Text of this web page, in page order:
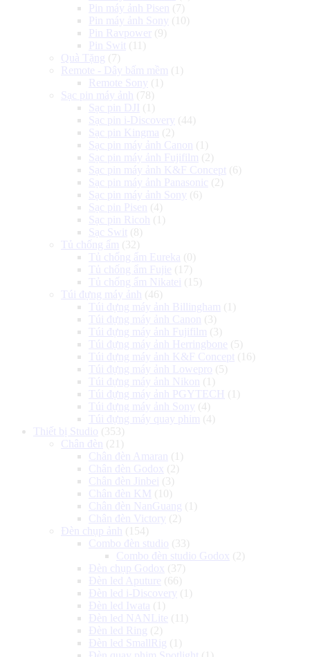
Pin máy ảnh Pisen
(7)
Pin máy ảnh Sony (10)
Pin Ravpower
(9)
Pin Swit (11)
Quà Tặng (7)
Remote - Dây bấm mềm (1)
Remote Sony (1)
Sạc pin máy ảnh
(78)
Sạc pin DJI (1)
Sạc pin i-Discovery (44)
Sạc pin Kingma (2)
Sạc pin máy ảnh Canon
(1)
Sạc pin máy ảnh Fujifilm (2)
Sạc pin máy ảnh K&F Concept (6)
Sạc pin máy ảnh Panasonic (2)
Sạc pin máy ảnh Sony (6)
Sạc pin Pisen
(4)
Sạc pin Ricoh
(1)
Sạc Swit (8)
Tủ chống ẩm (32)
Tủ chống ẩm Eureka (0)
Tủ chống ẩm Fujie (17)
Tủ chống ẩm Nikatei (15)
Túi đựng máy ảnh
(46)
Túi đựng máy ảnh Billingham (1)
Túi đựng máy ảnh Canon
(3)
Túi đựng máy ảnh Fujifilm (3)
Túi đựng máy ảnh Herringbone (5)
Túi đựng máy ảnh K&F Concept (16)
Túi đựng máy ảnh Lowepro (5)
Túi đựng máy ảnh Nikon
(1)
Túi đựng máy ảnh PGYTECH
(1)
Túi đựng máy ảnh Sony (4)
Túi đựng máy quay phim (4)
Thiết bị Studio (353)
Chân đèn
(21)
Chân đèn Amaran
(1)
Chân đèn Godox (2)
Chân đèn Jinbei (3)
Chân đèn KM (10)
Chân đèn NanGuang (1)
Chân đèn Victory (2)
Đèn chụp ảnh
(154)
Combo đèn studio (33)
Combo đèn studio Godox (2)
Đèn chụp Godox (37)
Đèn led Aputure (66)
Đèn led i-Discovery (1)
Đèn led Iwata (1)
Đèn led NANLite (11)
Đèn led Ring (2)
Đèn led SmallRig (1)